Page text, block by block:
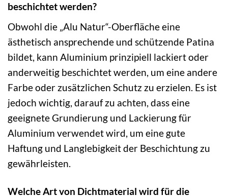
beschichtet werden?
Obwohl die „Alu Natur“-Oberfläche eine
ästhetisch ansprechende und schützende Patina
bildet, kann Aluminium prinzipiell lackiert oder
anderweitig beschichtet werden, um eine andere
Farbe oder zusätzlichen Schutz zu erzielen. Es ist
jedoch wichtig, darauf zu achten, dass eine
geeignete Grundierung und Lackierung für
Aluminium verwendet wird, um eine gute
Haftung und Langlebigkeit der Beschichtung zu
gewährleisten.
Welche Art von Dichtmaterial wird für die